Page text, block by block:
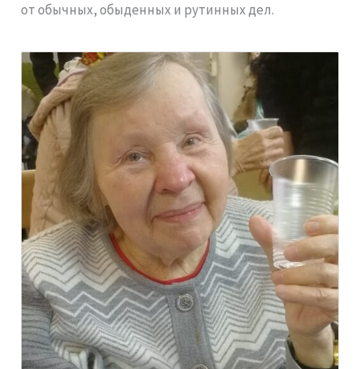
от обычных, обыденных и рутинных дел.